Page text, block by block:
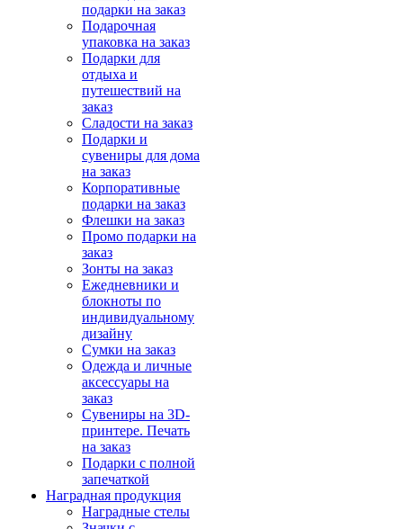
подарки на заказ
Подарочная
упаковка на заказ
Подарки для
отдыха и
путешествий на
заказ
Сладости на заказ
Подарки и
сувениры для дома
на заказ
Корпоративные
подарки на заказ
Флешки на заказ
Промо подарки на
заказ
Зонты на заказ
Ежедневники и
блокноты по
индивидуальному
дизайну
Сумки на заказ
Одежда и личные
аксессуары на
заказ
Сувениры на 3D-
принтере. Печать
на заказ
Подарки с полной
запечаткой
Наградная продукция
Наградные стелы